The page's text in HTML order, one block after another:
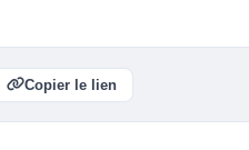
Copier le lien